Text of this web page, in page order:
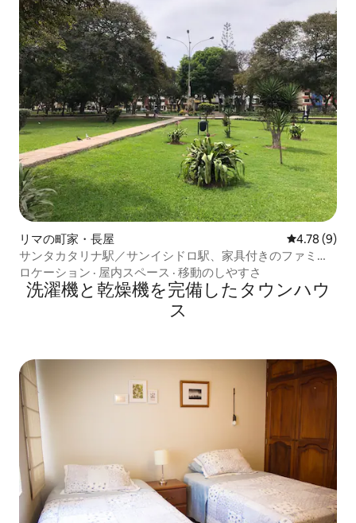
リマの町家・長屋 レビュー9
4.78 (9)
サンタカタリナ駅／サンイシドロ駅、家具付きのファミリ
ーホーム
ロケーション · 屋内スペース · 移動のしやすさ
洗濯機と乾燥機を完備したタウンハウ
ス